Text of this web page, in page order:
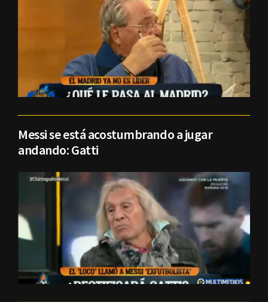
Messi se está acostumbrando a jugar
andando: Gatti